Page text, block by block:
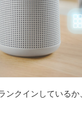
クインしているか